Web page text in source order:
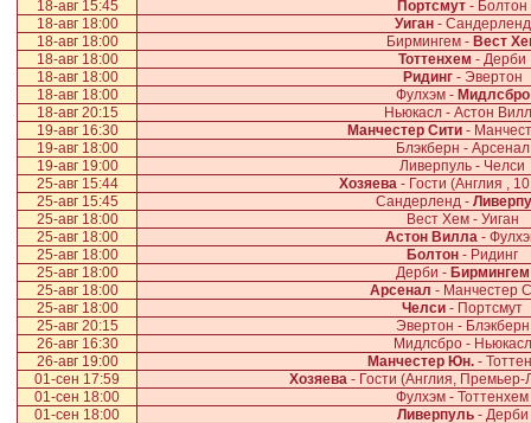
18-авг 15:45
Портсмут - Болтон
18-авг 18:00
Уиган- Сандерленд
18-авг 18:00
Бирмингем - Вест
18-авг 18:00
Тоттенхем - Дерби
18-авг 18:00
Ридинг- Эвертон
18-авг 18:00
Фулхэм - Мидлсбро
18-авг 20:15
Ньюкасл - Астон
19-авг 16:30
Манчестер Сити-
19-авг 18:00
Блэкберн - Арсенал
19-авг 19:00
Ливерпуль - Челси
25-авг 15:44
Хозяева- Гости (Англия ,
25-авг 15:45
Сандерленд -
25-авг 18:00
Вест Хем - Уиган
25-авг 18:00
Астон Вилла -
25-авг 18:00
Болтон - Ридинг
25-авг 18:00
Дерби - Бирмингем
25-авг 18:00
Арсенал - Манчестер
25-авг 18:00
Челси - Портсмут
25-авг 20:15
Эвертон - Блэкберн
26-авг 16:30
Мидлсбро - Ньюкасл
26-авг 19:00
Манчестер Юн. -
01-сен 17:59
Хозяева- Гости (Англия, Премьер-
01-сен 18:00
Фулхэм - Тоттенхем
01-сен 18:00
Ливерпуль- Дерби